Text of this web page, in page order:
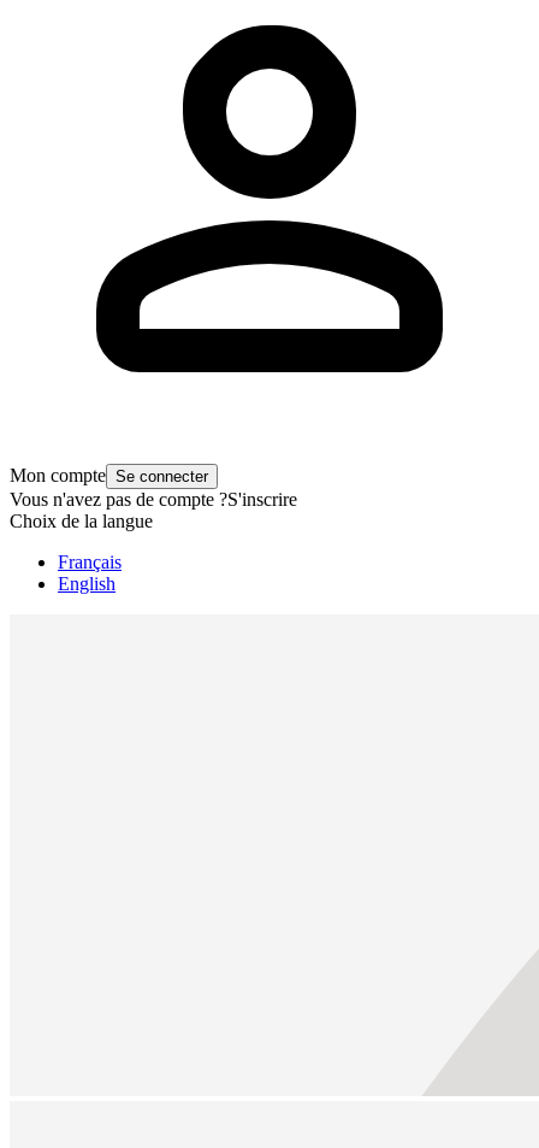
Mon compte Se connecter
Vous n'avez pas de compte ?S'inscrire
Choix de la langue
Français
English